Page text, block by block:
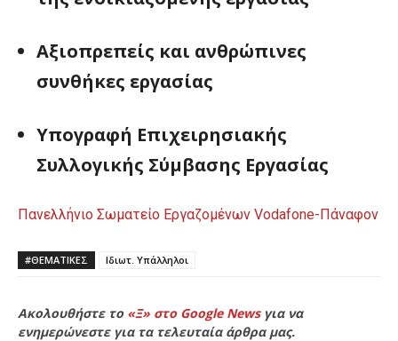
Αξιοπρεπείς και ανθρώπινες
συνθήκες εργασίας
Υπογραφή Επιχειρησιακής
Συλλογικής Σύμβασης Εργασίας
Πανελλήνιο Σωματείο Εργαζομένων Vodafone-Πάναφον
#ΘΕΜΑΤΙΚΈΣ Ιδιωτ. Υπάλληλοι
Ακολουθήστε το «Ξ» στο Google Newsγια να
ενημερώνεστε για τα τελευταία άρθρα μας.